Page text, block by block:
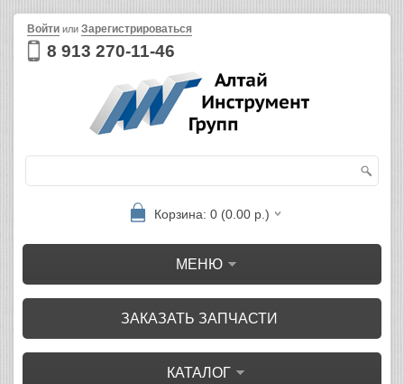
8 913 270-11-46
Войти или Зарегистрироваться
Корзина: 0 (0.00 р.)
МЕНЮ
ЗАКАЗАТЬ ЗАПЧАСТИ
КАТАЛОГ